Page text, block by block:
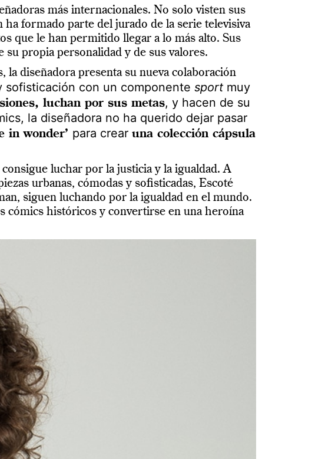
más internacionales. No solo visten sus
formado parte del jurado de la serie televisiva
que le han permitido llegar a lo más alto. Sus
su propia personalidad y de sus valores.
diseñadora presenta su nueva colaboración
sofisticación con un componente sport muy
luchan por sus metas, y hacen de su
la diseñadora no ha querido dejar pasar
in wonder’ para crear una colección cápsula
luchar por la justicia y la igualdad. A
urbanas, cómodas y sofisticadas, Escoté
siguen luchando por la igualdad en el mundo.
cómics históricos y convertirse en una heroína